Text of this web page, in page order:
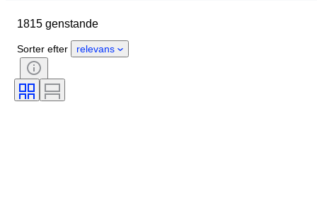
Emne
Sprog
Objektivmontering
Videooptagertype
Teleskoptype
1815 genstande
Sorter efter relevans